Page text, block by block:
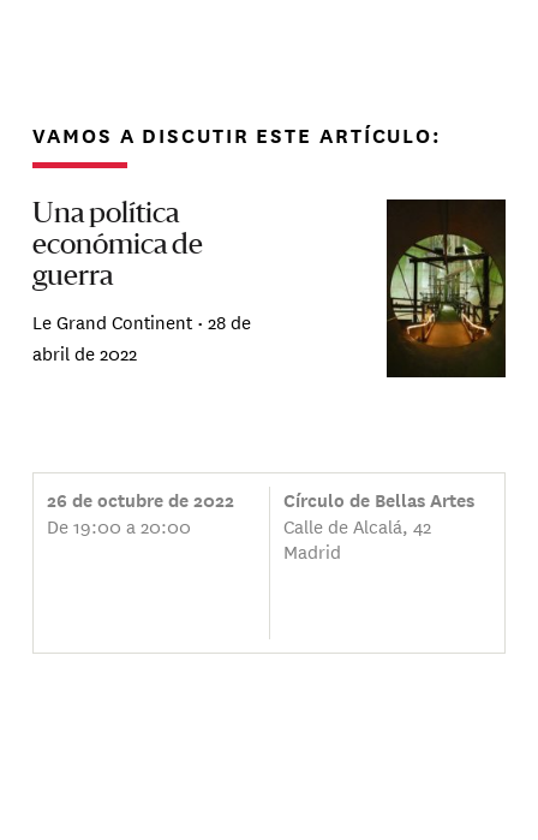
VAMOS A DISCUTIR ESTE ARTÍCULO:
Una política
económica de
guerra
Le Grand Continent •28 de
abril de 2022
26 de octubre de 2022
De 19:00 a 20:00
Círculo de Bellas Artes
Calle de Alcalá, 42
Madrid